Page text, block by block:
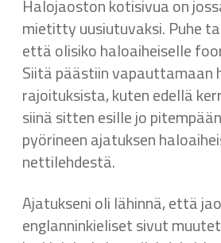
Halojaoston kotisivua on
mietitty uusiutuvaksi. Puhe
että olisiko haloaiheiselle
Siitä päästiin vapauttamaan
rajoituksista, kuten edellä
siinä sitten esille jo
pyörineen ajatuksen
nettilehdestä.
Ajatukseni oli lähinnä, että
englanninkieliset sivut